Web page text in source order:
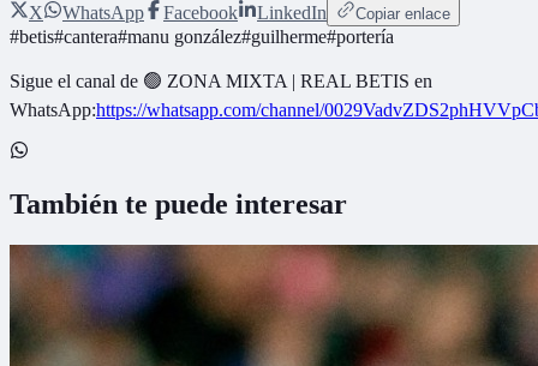
X WhatsApp Facebook LinkedIn Copiar enlace
#betis#cantera#manu gonzález#guilherme#portería
Sigue el canal de 🟢 ZONA MIXTA | REAL BETIS en
WhatsApp:https://whatsapp.com/channel/
También te puede interesar